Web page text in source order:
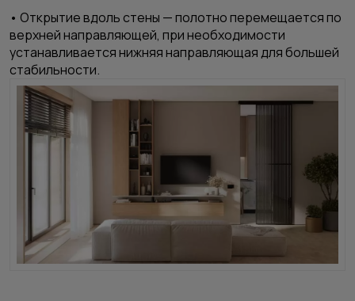
• Открытие вдоль стены — полотно перемещается по
верхней направляющей, при необходимости
устанавливается нижняя направляющая для большей
стабильности.